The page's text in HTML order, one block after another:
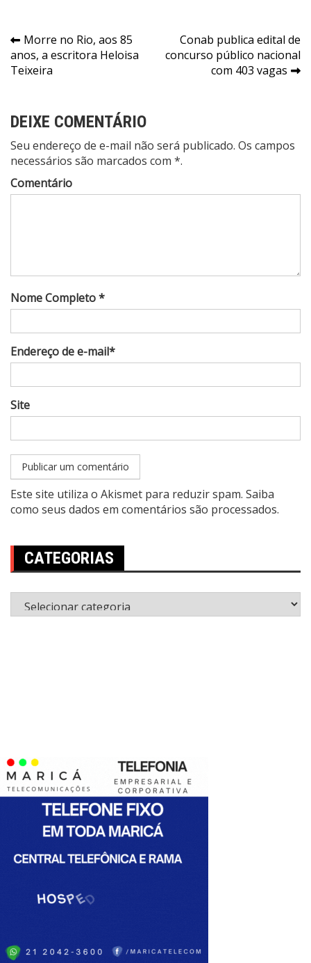
Navegação
de
Morre no Rio, aos 85
anos, a escritora Heloisa
Teixeira
Conab publica edital de
concurso público nacional
com 403 vagas
DEIXE COMENTÁRIO
Seu endereço de e-mail não será publicado. Os campos
necessários são marcados com *.
Comentário
Nome Completo *
Endereço de e-mail*
Site
Este site utiliza o Akismet para reduzir spam. Saiba
como seus dados em comentários são processados.
CATEGORIAS
Categorias